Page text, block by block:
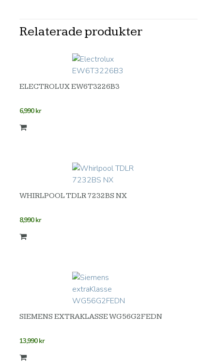
Relaterade produkter
ELECTROLUX EW6T3226B3
6,990kr
WHIRLPOOL TDLR 7232BS NX
8,990kr
SIEMENS EXTRAKLASSE WG56G2FEDN
13,990kr